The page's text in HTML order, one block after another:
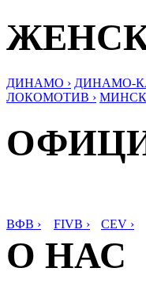
ДИНАМО › ДИНАМО-
ЛОКОМОТИВ › МИНСК
ВФВ › FIVB › CEV ›
О НАС